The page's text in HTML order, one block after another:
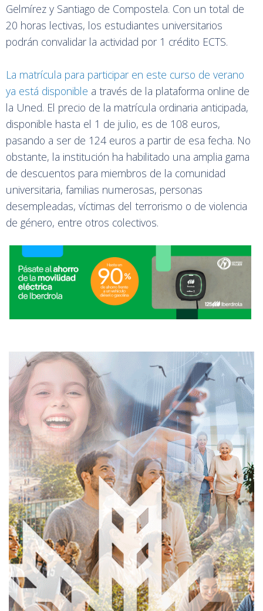
Gelmírez y Santiago de Compostela. Con un total de
20 horas lectivas, los estudiantes universitarios
podrán convalidar la actividad por 1 crédito ECTS.
La matrícula para participar en este curso de verano
ya está disponible a través de la plataforma online de
la Uned. El precio de la matrícula ordinaria anticipada,
disponible hasta el 1 de julio, es de 108 euros,
pasando a ser de 124 euros a partir de esa fecha. No
obstante, la institución ha habilitado una amplia gama
de descuentos para miembros de la comunidad
universitaria, familias numerosas, personas
desempleadas, víctimas del terrorismo o de violencia
de género, entre otros colectivos.